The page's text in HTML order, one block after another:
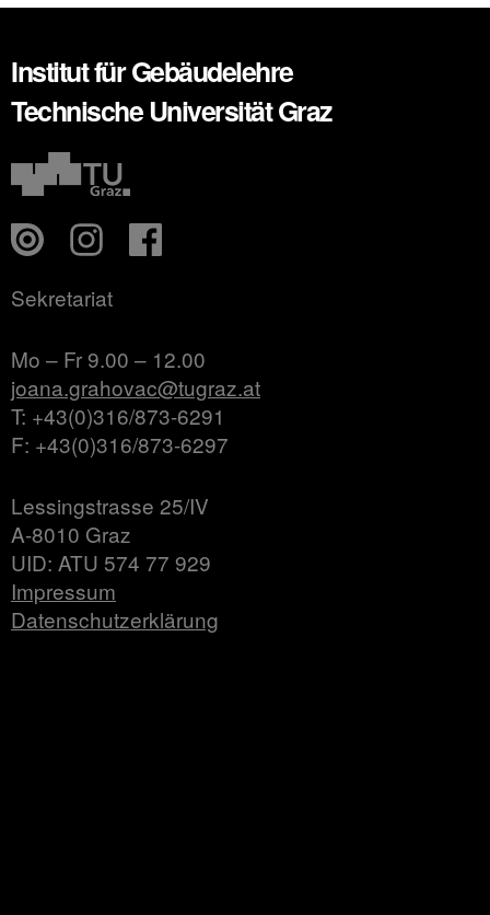
Institut für Gebäudelehre
Technische Universität Graz
Sekretariat
Mo – Fr 9.00 – 12.00
joana.grahovac@tugraz.at
T: +43(0)316/873-6291
F: +43(0)316/873-6297
Lessingstrasse 25/IV
A-8010 Graz
UID: ATU 574 77 929
Impressum
Datenschutzerklärung